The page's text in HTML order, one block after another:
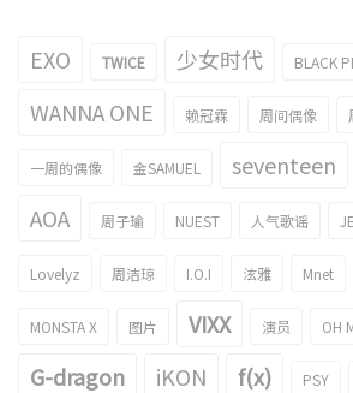
EXO TWICE 少女时代 BLACK
WANNA ONE 赖冠霖 周间偶像
一周的偶像 金SAMUEL seventeen
AOA 周子瑜 NUEST 人气歌谣
Lovelyz 周洁琼 I.O.I 泫雅 Mnet
MONSTA X 图片 VIXX 演员 OH
G-dragon iKON f(x) PSY